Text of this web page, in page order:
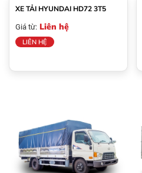
XE TẢI HYUNDAI HD72 3T5
Giá từ: Liên hệ
LIÊN HỆ